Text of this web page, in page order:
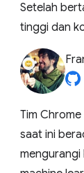
Setelah
tinggi dan
Tim
saat ini
mengurangi